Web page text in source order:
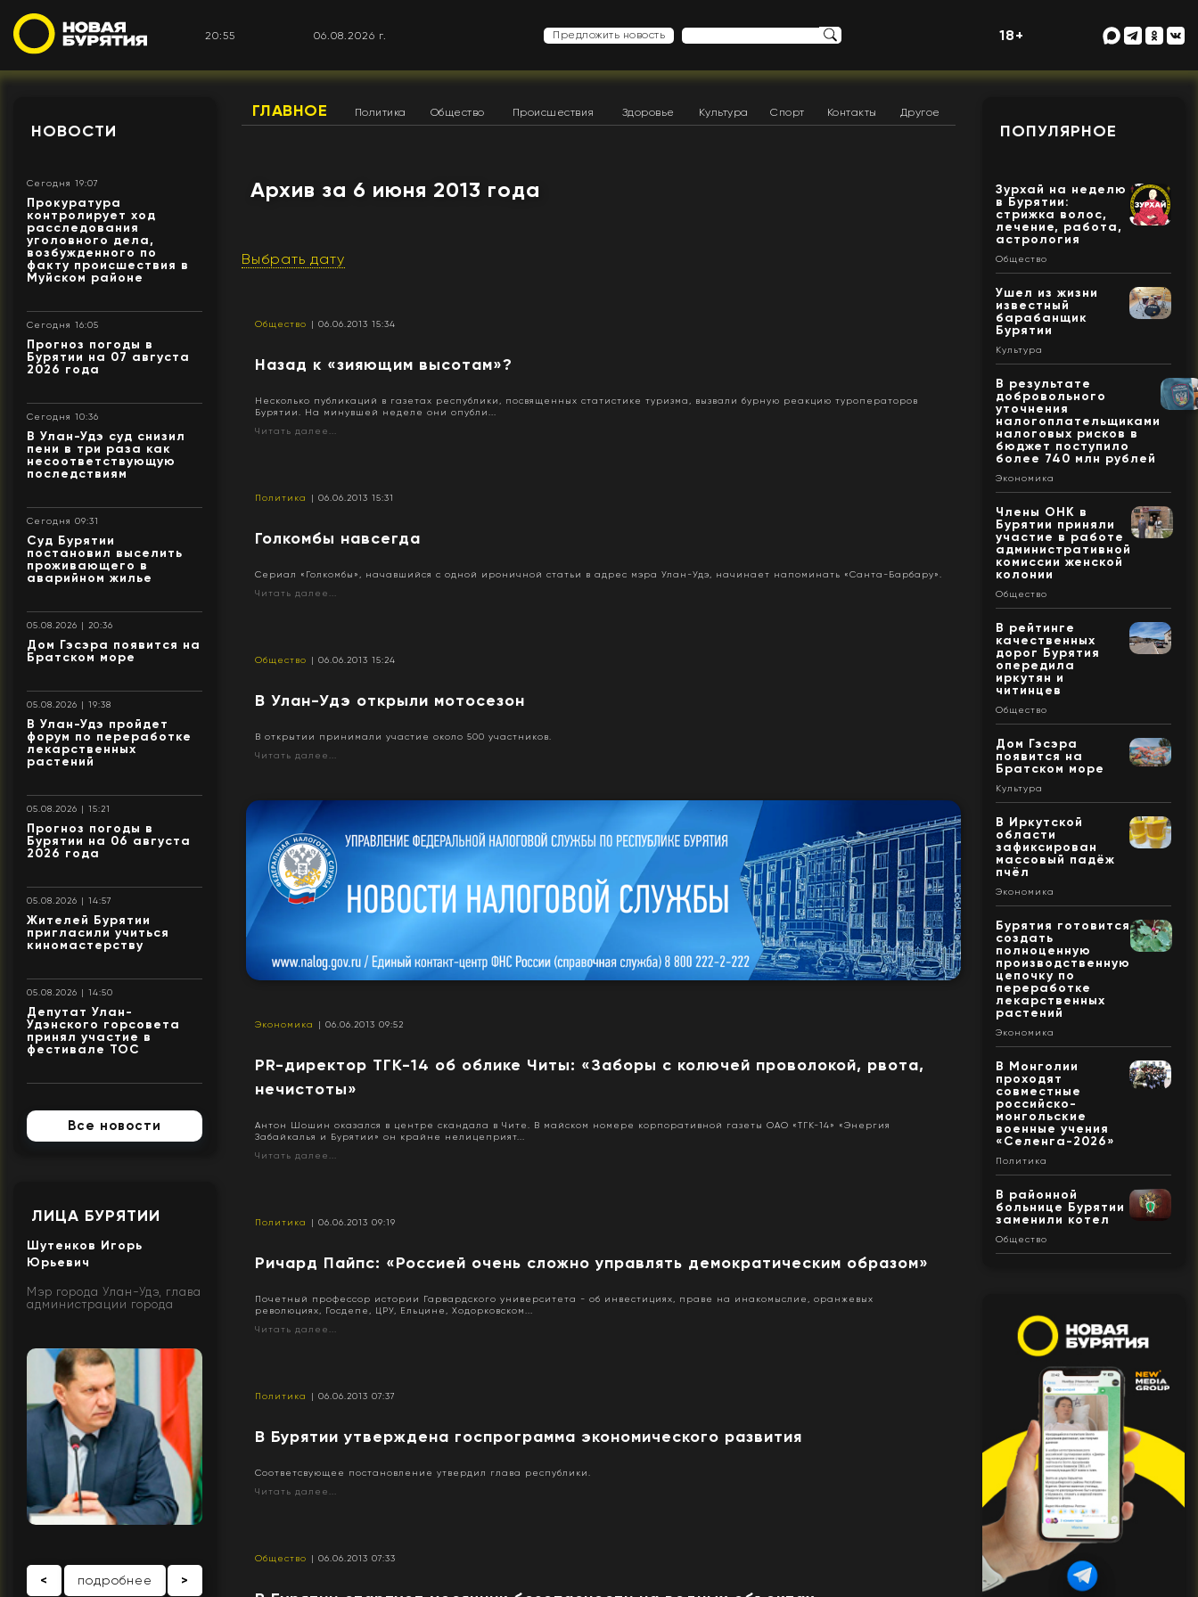
20:55 06.08.2026 г. Предложить новость 18+
НОВОСТИ
Сегодня 19:07
Прокуратура
контролирует ход
расследования
уголовного дела,
возбужденного по
факту происшествия в
Муйском районе
Сегодня 16:05
Прогноз погоды в
Бурятии на 07 августа
2026 года
Сегодня 10:36
В Улан-Удэ суд снизил
пени в три раза как
несоответствующую
последствиям
Сегодня 09:31
Суд Бурятии
постановил выселить
проживающего в
аварийном жилье
05.08.2026 | 20:36
Дом Гэсэра появится на
Братском море
05.08.2026 | 19:38
В Улан-Удэ пройдет
форум по переработке
лекарственных
растений
05.08.2026 | 15:21
Прогноз погоды в
Бурятии на 06 августа
2026 года
05.08.2026 | 14:57
Жителей Бурятии
пригласили учиться
киномастерству
05.08.2026 | 14:50
Депутат Улан-
Удэнского горсовета
принял участие в
фестивале ТОС
Все новости
ЛИЦА БУРЯТИИ
Шутенков Игорь
Юрьевич
Мэр города Улан-Удэ, глава
администрации города
< подробнее >
ГЛАВНОЕ Политика Общество Происшествия Здоровье Культура Спорт Контакты Другое
Архив за 6 июня 2013 года
Выбрать дату
Общество | 06.06.2013 15:34
Назад к «зияющим высотам»?
Несколько публикаций в газетах республики, посвященных статистике туризма, вызвали бурную реакцию туроператоров
Бурятии. На минувшей неделе они опубли...
Читать далее...
Политика | 06.06.2013 15:31
Голкомбы навсегда
Сериал «Голкомбы», начавшийся с одной ироничной статьи в адрес мэра Улан-Удэ, начинает напоминать «Санта-Барбару».
Читать далее...
Общество | 06.06.2013 15:24
В Улан-Удэ открыли мотосезон
В открытии принимали участие около 500 участников.
Читать далее...
Экономика | 06.06.2013 09:52
PR-директор ТГК-14 об облике Читы: «Заборы с колючей проволокой, рвота,
нечистоты»
Антон Шошин оказался в центре скандала в Чите. В майском номере корпоративной газеты ОАО «ТГК-14» «Энергия
Забайкалья и Бурятии» он крайне нелицеприят...
Читать далее...
Политика | 06.06.2013 09:19
Ричард Пайпс: «Россией очень сложно управлять демократическим образом»
Почетный профессор истории Гарвардского университета - об инвестициях, праве на инакомыслие, оранжевых
революциях, Госдепе, ЦРУ, Ельцине, Ходорковском...
Читать далее...
Политика | 06.06.2013 07:37
В Бурятии утверждена госпрограмма экономического развития
Соответсвующее постановление утвердил глава республики.
Читать далее...
Общество | 06.06.2013 07:33
ПОПУЛЯРНОЕ
Зурхай на неделю
в Бурятии:
стрижка волос,
лечение, работа,
астрология
Общество
Ушел из жизни
известный
барабанщик
Бурятии
Культура
В результате
добровольного
уточнения
налогоплательщиками
налоговых рисков в
бюджет поступило
более 740 млн рублей
Экономика
Члены ОНК в
Бурятии приняли
участие в работе
административной
комиссии женской
колонии
Общество
В рейтинге
качественных
дорог Бурятия
опередила
иркутян и
читинцев
Общество
Дом Гэсэра
появится на
Братском море
Культура
В Иркутской
области
зафиксирован
массовый падёж
пчёл
Экономика
Бурятия готовится
создать
полноценную
производственную
цепочку по
переработке
лекарственных
растений
Экономика
В Монголии
проходят
совместные
российско-
монгольские
военные учения
«Селенга-2026»
Политика
В районной
больнице Бурятии
заменили котел
Общество